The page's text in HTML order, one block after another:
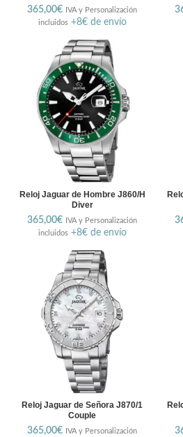
365,00€
IVA y Personalización
incluidos +8€ de envío
Reloj Jaguar de Hombre J860/H
Diver
365,00€
IVA y Personalización
incluidos +8€ de envío
Reloj Jaguar de Señora J870/1
Couple
365,00€ IVA y Personalización